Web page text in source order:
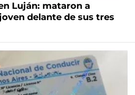
Luján: mataron a
delante de sus tres